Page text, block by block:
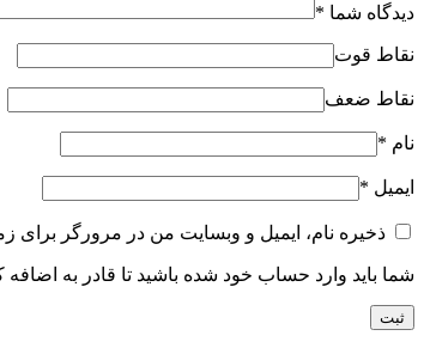
دیدگاه شما *
نقاط قوت
نقاط ضعف
نام *
ایمیل *
ذخیره نام، ایمیل و وبسایت من در مرورگر برای
شما باید وارد حساب خود شده باشید تا قادر به